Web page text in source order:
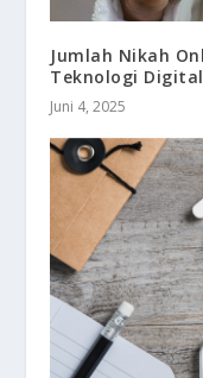
Jumlah Nikah
Teknologi
Juni 4, 2025